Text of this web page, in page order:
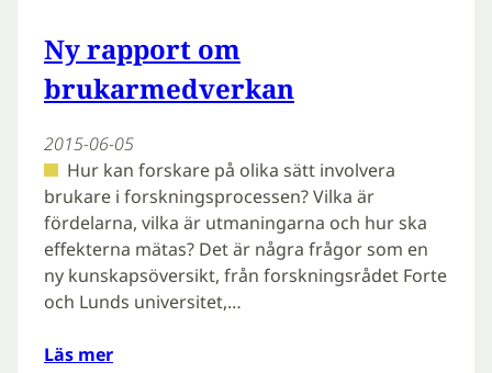
Ny rapport om
brukarmedverkan
2015-06-05
Hur kan forskare på olika sätt involvera
brukare i forskningsprocessen? Vilka är
fördelarna, vilka är utmaningarna och hur ska
effekterna mätas? Det är några frågor som en
ny kunskapsöversikt, från forskningsrådet Forte
och Lunds universitet,…
Läs mer